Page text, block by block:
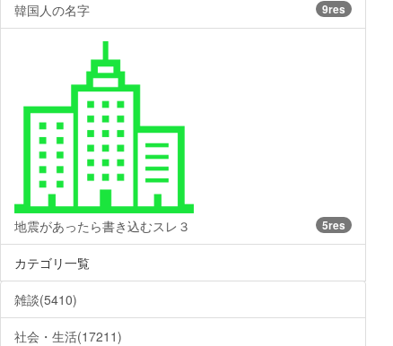
韓国人の名字 9res
地震があったら書き込むスレ３ 5res
カテゴリ一覧
雑談(5410)
社会・生活(17211)